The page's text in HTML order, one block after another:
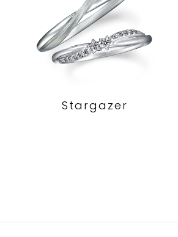
Stargazer